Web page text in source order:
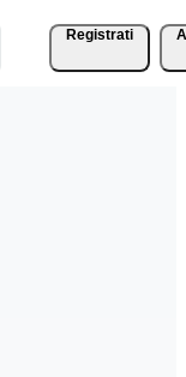
Registrati